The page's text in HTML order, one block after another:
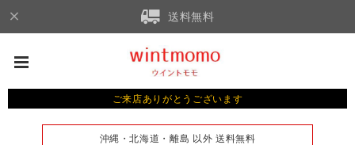
送料無料
ご来店ありがとうございます
沖縄・北海道・離島 以外 送料無料